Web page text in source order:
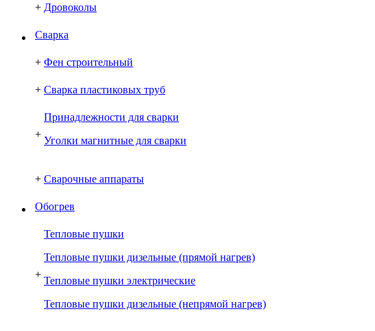
+ Дровоколы
Сварка
+ Фен строительный
+ Сварка пластиковых труб
+
Принадлежности для сварки
Уголки магнитные для сварки
+ Сварочные аппараты
Обогрев
+
Тепловые пушки
Тепловые пушки дизельные (прямой нагрев)
Тепловые пушки электрические
Тепловые пушки дизельные (непрямой нагрев)